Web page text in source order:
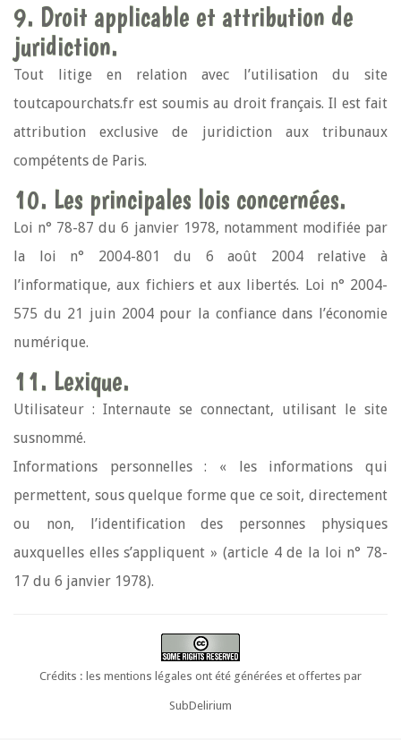
9. Droit applicable et attribution de
juridiction.
Tout litige en relation avec l’utilisation du site
toutcapourchats.fr est soumis au droit français. Il est fait
attribution exclusive de juridiction aux tribunaux
compétents de Paris.
10. Les principales lois concernées.
Loi n° 78-87 du 6 janvier 1978, notamment modifiée par
la loi n° 2004-801 du 6 août 2004 relative à
l’informatique, aux fichiers et aux libertés. Loi n° 2004-
575 du 21 juin 2004 pour la confiance dans l’économie
numérique.
11. Lexique.
Utilisateur : Internaute se connectant, utilisant le site
susnommé.
Informations personnelles : « les informations qui
permettent, sous quelque forme que ce soit, directement
ou non, l’identification des personnes physiques
auxquelles elles s’appliquent » (article 4 de la loi n° 78-
17 du 6 janvier 1978).
Crédits : les mentions légales ont été générées et offertes par
SubDelirium